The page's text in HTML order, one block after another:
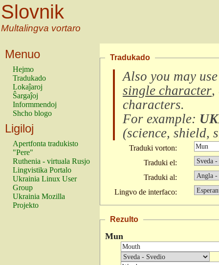
Slovnik
Multalingva vortaro
Menuo
Hejmo
Tradukado
Lokaĵaroj
Ŝargaĵoj
Informmendoj
Shcho blogo
Ligiloj
Apertfonta tradukisto
"Pere"
Ruthenia - virtuala Rusjo
Lingvistika Portalo
Ukrainia Linux User
Group
Ukrainia Mozilla
Projekto
Tradukado
Also you may
single character,
characters.
For example:
(science, shield,
Traduki vorton:
Traduki el:
Traduki al:
Lingvo de interfaco:
Rezulto
Mun